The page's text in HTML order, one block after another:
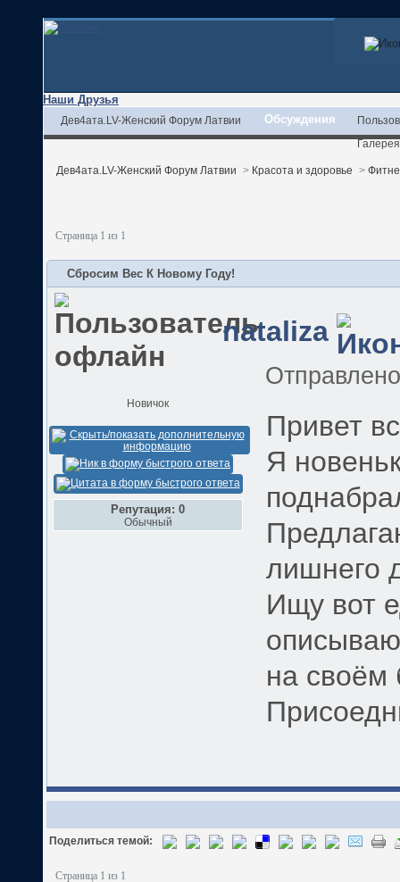
Наши Друзья
Дев4ата.LV-Женский Форум Латвии Обсуждения
Галерея
Дев4ата.LV-Женский Форум Латвии > Красота и здоровье >
Страница 1 из 1
Сбросим Вес К Новому Году!
nataliza
Новичок
Репутация: 0
Обычный
Привет
Я
лишнего
Ищу вот
на своём
Поделиться темой:
Страница 1 из 1